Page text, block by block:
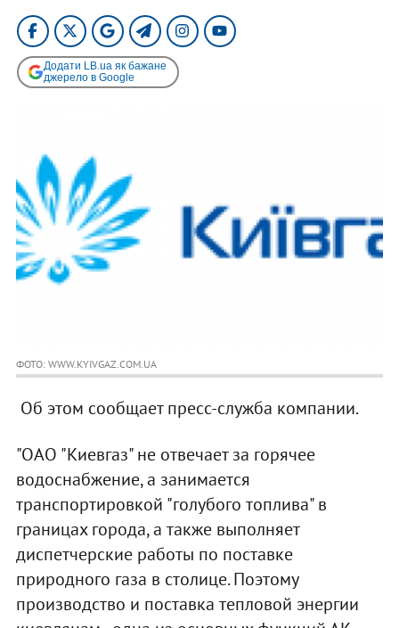
Додати LB.ua як бажане
джерело в Google
ФОТО: WWW.KYIVGAZ.COM.UA
Об этом сообщает пресс-служба компании.
"ОАО "Киевгаз" не отвечает за горячее
водоснабжение, а занимается
транспортировкой "голубого топлива" в
границах города, а также выполняет
диспетчерские работы по поставке
природного газа в столице. Поэтому
производство и поставка тепловой энергии